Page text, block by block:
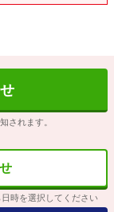
されます。
時を選択してください